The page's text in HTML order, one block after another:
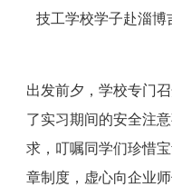
出发前夕，学校专门
了实习期间的安全注
求，叮嘱同学们珍惜
章制度，虚心向企业